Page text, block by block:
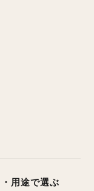
用途で選ぶ